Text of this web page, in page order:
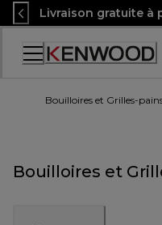
Skip
to
Content
Livraison gratuite à
Accessibility
Bouilloires et Grilles-
Bouilloires et